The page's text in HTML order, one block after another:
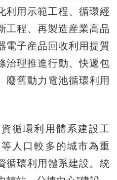
利用示範工程、循環經
工程、再製造産業高品
電子産品回收利用提質
治理推進行動、快遞包
廢舊動力電池循環利用
環利用體系建設工
人口較多的城市為重
循環利用體系建設。統